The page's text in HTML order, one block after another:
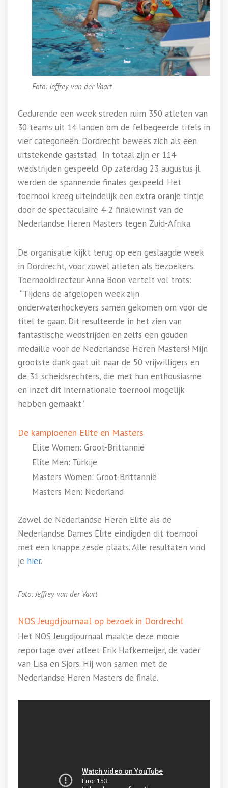
Foto: Jeffrey van der Vaart
Gedurende een week streden ruim 350 atleten van
30 teams uit 14 landen om de felbegeerde titels in
vier categorieën. Dordrecht bewees zich als een
uitstekende gaststad. In totaal zijn er 114
wedstrijden gespeeld. Op zaterdag 23 augustus jl.
werden de spannende finales gespeeld. Het
toernooi kreeg uiteindelijk een extra oranje tintje
door de spectaculaire 4-2 finalewinst van de
Nederlandse Heren Masters tegen Zuid-Afrika.
De organisatie kijkt terug op een geslaagde week
in Dordrecht, voor zowel atleten als bezoekers.
Toernooidirecteur Anna Boon vertelt vol trots:
“Tijdens de afgelopen week zijn
onderwaterhockeyers samen gekomen om voor de
titel te gaan. Dit resulteerde in het zien van
fantastische wedstrijden en zelfs een gouden
medaille voor de Nederlandse Heren Masters! Mijn
grootste dank gaat uit naar de 50 vrijwilligers en
de 31 scheidsrechters, die met hun enthousiasme
en inzet dit internationale toernooi mogelijk
hebben gemaakt”.
De kampioenen Elite en Masters
Elite Women: Groot-Brittannië
Elite Men: Turkije
Masters Women: Groot-Brittannië
Masters Men: Nederland
Zowel de Nederlandse Heren Elite als de
Nederlandse Dames Elite eindigden dit toernooi
met een knappe zesde plaats. Alle resultaten vind
je hier.
Foto: Jeffrey van der Vaart
NOS Jeugdjournaal op bezoek in Dordrecht
Het NOS Jeugdjournaal maakte deze mooie
reportage over atleet Erik Hafkemeijer, de vader
van Lisa en Sjors. Hij won samen met de
Nederlandse Heren Masters de finale.